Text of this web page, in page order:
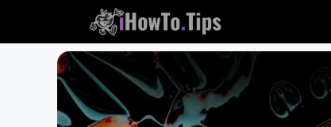
츠